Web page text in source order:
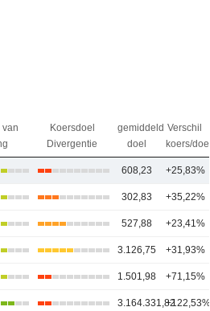
van
Koersdoel
Divergentie
gemiddeld
doel
Verschil
koers/doel
608,23 +25,83%
302,83 +35,22%
527,88 +23,41%
3.126,75 +31,93%
1.501,98 +71,15%
3.164.331,82+122,53%